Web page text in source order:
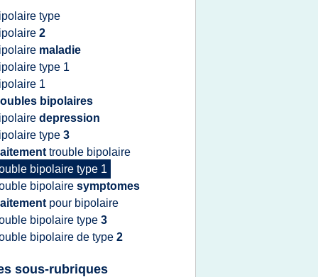
type
2
maladie
type 1
1
bipolaires
depression
type 3
trouble bipolaire
bipolaire type 1
bipolaire symptomes
pour bipolaire
bipolaire type 3
bipolaire de type 2
sous-rubriques